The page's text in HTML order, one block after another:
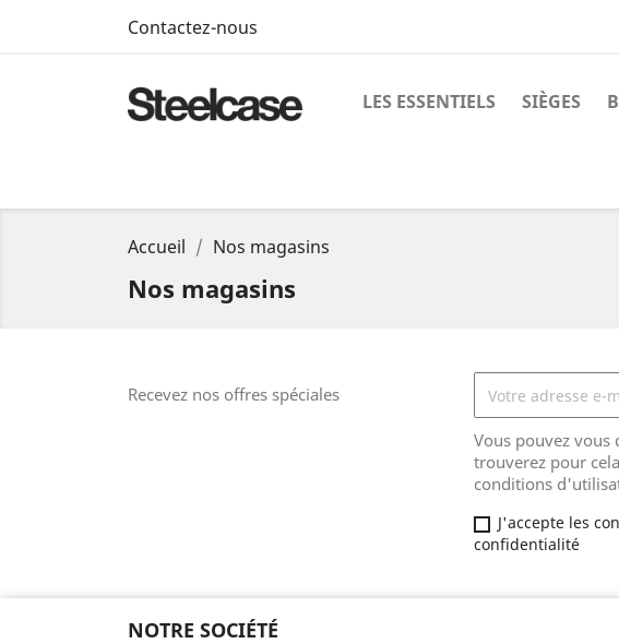
Contactez-nous
LES ESSENTIELS SIÈGES
Accueil Nos magasins
Nos magasins
Recevez nos offres spéciales
Vous pouvez vous
trouverez pour
conditions
J'accepte les
confidentialité
NOTRE SOCIÉTÉ